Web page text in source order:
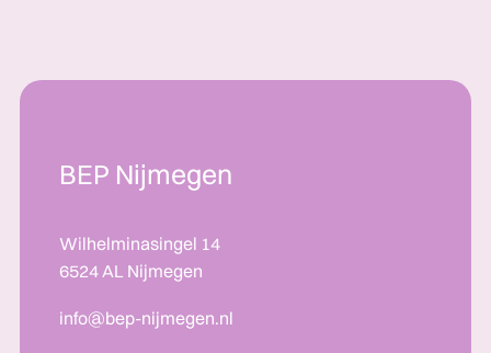
BEP Nijmegen
Wilhelminasingel 14
6524 AL Nijmegen
info@bep-nijmegen.nl